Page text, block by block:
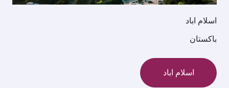
اسلام اباد
باكستان
اسلام اباد